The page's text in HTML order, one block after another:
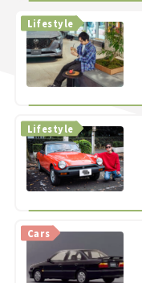
Lifestyle
Lifestyle
Cars